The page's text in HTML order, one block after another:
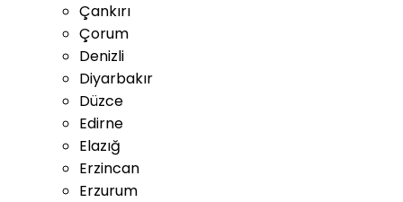
Çankırı
Çorum
Denizli
Diyarbakır
Düzce
Edirne
Elazığ
Erzincan
Erzurum